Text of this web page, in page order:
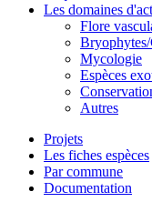
Les domaines
Flore
Mycologie
Espèces
Autres
Projets
Les fiches espèces
Par commune
Documentation